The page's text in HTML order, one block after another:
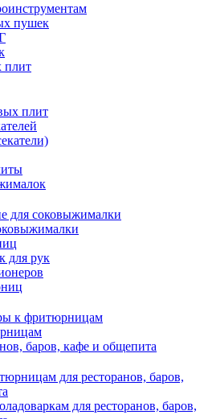
пушек
плит
плит
для соковыжималки
для рук
к фритюрницам
баров, кафе и общепита
для ресторанов, баров,
для ресторанов, баров,